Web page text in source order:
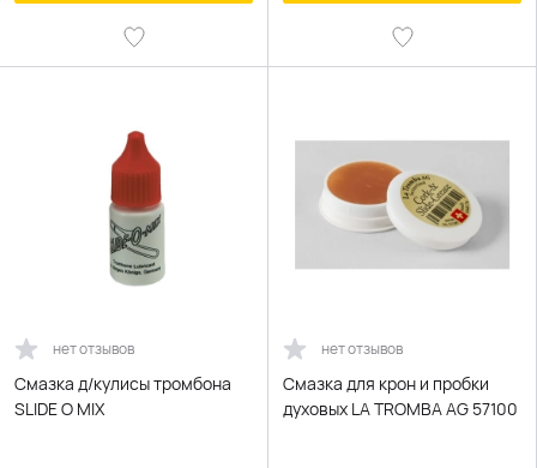
нет отзывов
Смазка д/кулисы тромбона
SLIDE O MIX
нет отзывов
Смазка для крон и пробки
духовых LA TROMBA AG 57100